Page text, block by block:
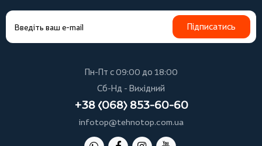
Підписатись
Пн-Пт с 09:00 до 18:00
Сб-Нд - Вихідний
+38 (068) 853-60-60
infotop@tehnotop.com.ua